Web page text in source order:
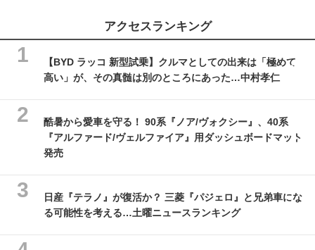
アクセスランキング
【BYD ラッコ 新型試乗】クルマとしての出来は「極めて
高い」が、その真髄は別のところにあった…中村孝仁
酷暑から愛車を守る！ 90系『ノア/ヴォクシー』、40系
『アルファード/ヴェルファイア』用ダッシュボードマット
発売
日産『テラノ』が復活か？ 三菱『パジェロ』と兄弟車にな
る可能性を考える…土曜ニュースランキング